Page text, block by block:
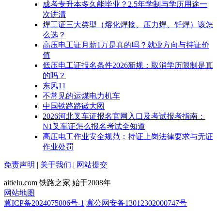
成考专升本多久能毕业？2.5年学制与学历用途一
次讲清
焊工证三大类型（熔化焊接、压力焊、钎焊）该怎
么选？
高压电工证月薪1万是真的吗？就业方向与持证价
值
低压电工证报名条件2026新规：取消学历限制是真
的吗？
东风11
不常见的运煤电力机车
中国铁路路徽大图
2026河北叉车证报名官网入口及考试报考指南：
N1叉车证怎么报名考试全知道
高压电工作业安全规范：持证上岗法律要求与无证
作业处罚
免责声明 | 关于我们 | 网站提交
aitielu.com 铁路之家 始于2008年
网站地图
冀ICP备2024075806号-1 冀公网安备13012302000747号